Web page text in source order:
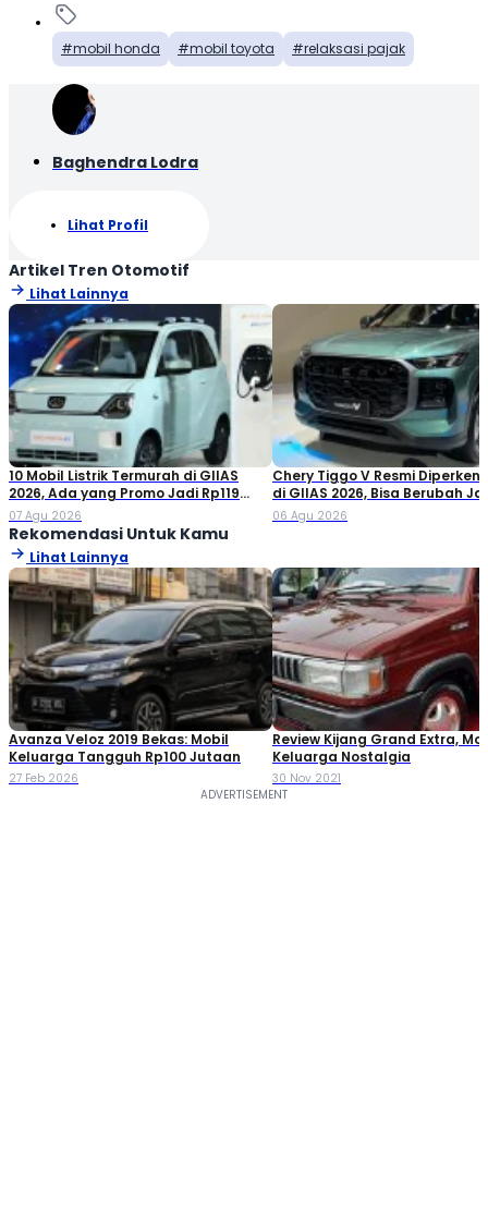
mobil honda mobil toyota relaksasi pajak
Baghendra Lodra
Lihat Profil
Artikel Tren Otomotif
Lihat Lainnya
10 Mobil Listrik Termurah di GIIAS
2026, Ada yang Promo Jadi Rp119
Jutaan!
07 Agu 2026
Chery Tiggo V Resmi
di GIIAS 2026, Bisa Berubah
Double Cabin
06 Agu 2026
Rekomendasi Untuk Kamu
Lihat Lainnya
Avanza Veloz 2019 Bekas: Mobil
Keluarga Tangguh Rp100 Jutaan
27 Feb 2026
Review Kijang Grand Extra,
Keluarga Nostalgia
30 Nov 2021